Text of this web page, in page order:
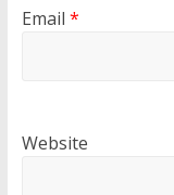
Email *
Website